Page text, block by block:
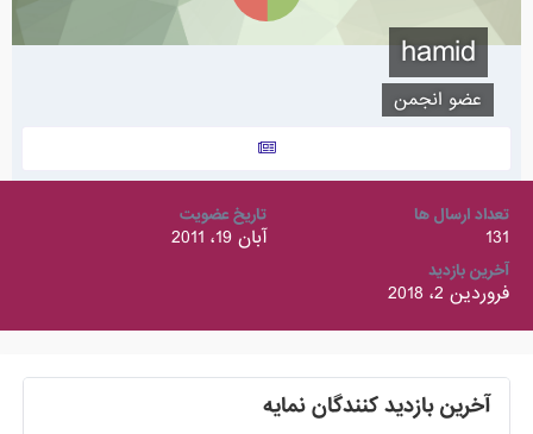
hamid
عضو انجمن
تعداد ارسال ها
131
تاریخ عضویت
آبان 19، 2011
آخرین بازدید
فروردین 2، 2018
آخرین بازدید کنندگان نمایه